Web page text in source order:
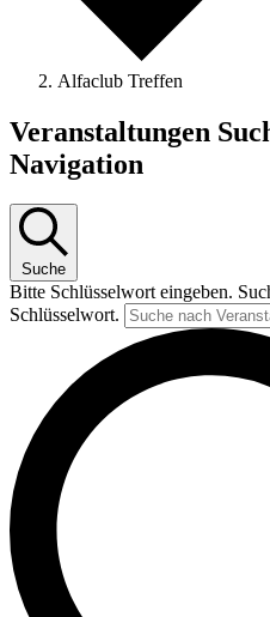
Alfaclub Treffen
Veranstaltungen
Veranstaltungen
Navigation
Suche
Bitte Schlüsselwort eingeben.
Schlüsselwort.